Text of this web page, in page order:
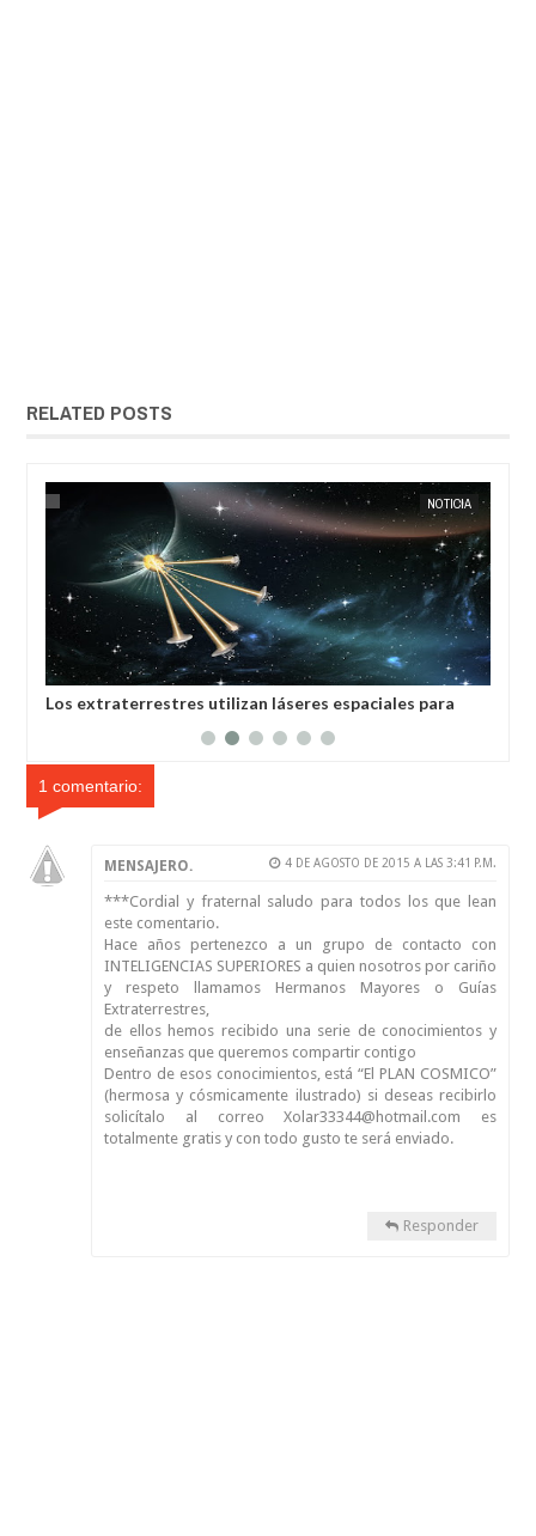
RELATED POSTS
NOTICIA
láseres espaciales para
La guerra en el espacio
EXTRANOTIX MISTERIO
1 comentario:
MENSAJERO. 4 DE AGOSTO DE 2015 A LAS 3:41 P.M.
***Cordial y fraternal saludo para todos los que lean
este comentario.
Hace años pertenezco a un grupo de contacto con
INTELIGENCIAS SUPERIORES a quien nosotros por cariño
y respeto llamamos Hermanos Mayores o Guías
Extraterrestres,
de ellos hemos recibido una serie de conocimientos y
enseñanzas que queremos compartir contigo
Dentro de esos conocimientos, está “El PLAN COSMICO”
(hermosa y cósmicamente ilustrado) si deseas recibirlo
solicítalo al correo Xolar33344@hotmail.com es
totalmente gratis y con todo gusto te será enviado.
Responder